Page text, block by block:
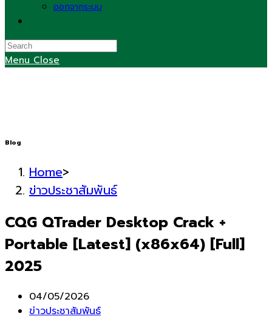
ออกจากระบบ
search
Menu Close
Blog
Home>
ข่าวประชาสัมพันธ์
CQG QTrader Desktop Crack +
Portable [Latest] (x86x64) [Full]
2025
Post
published:
04/05/2026
Post
ข่าวประชาสัมพันธ์